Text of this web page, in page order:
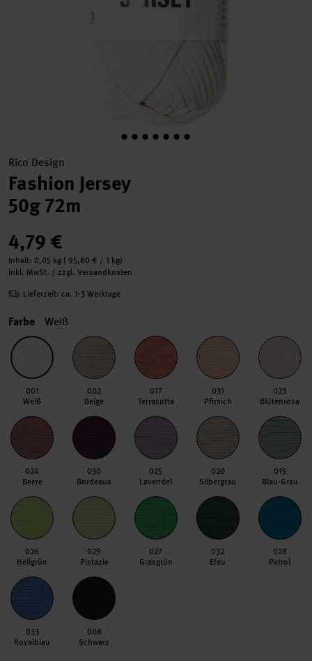
Rico Design
Fashion Jersey
50g 72m
4,79 €
Inhalt: 0,05 kg ( 95,80 € / 1 kg)
inkl. MwSt. / zzgl. Versandkosten
Lieferzeit: ca. 1-3 Werktage
Farbe Weiß
001
Weiß
002
Beige
017
Terracotta
031
Pfirsich
023
Blütenrosa
024
Beere
030
Bordeaux
025
Lavendel
020
Silbergrau
015
Blau-Grau
026
Hellgrün
029
Pistazie
027
Grasgrün
032
Efeu
028
Petrol
033
Royalblau
008
Schwarz